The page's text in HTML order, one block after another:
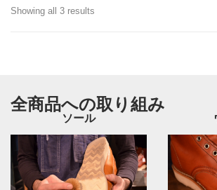
Showing all 3 results
全商品への取り組み
ソール